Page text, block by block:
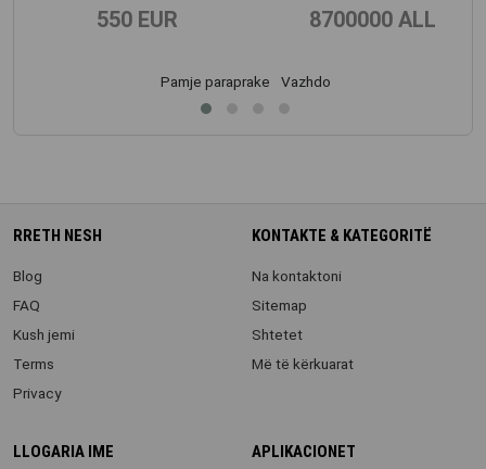
550 EUR 8700000 ALL
Pamje paraprake Vazhdo
RRETH NESH
Blog
FAQ
Kush jemi
Terms
Privacy
KONTAKTE & KATEGORITË
Na kontaktoni
Sitemap
Shtetet
Më të kërkuarat
LLOGARIA IME APLIKACIONET